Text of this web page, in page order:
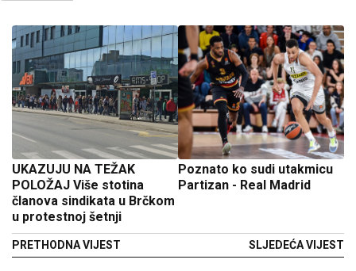
UKAZUJU NA TEŽAK
POLOŽAJ Više stotina
članova sindikata u Brčkom
u protestnoj šetnji
PRETHODNA VIJEST
Poznato ko sudi utakmicu
Partizan - Real Madrid
SLJEDEĆA VIJEST